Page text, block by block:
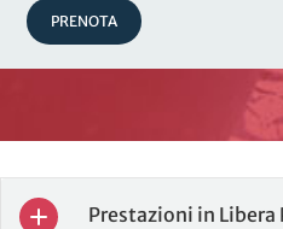
PRENOTA
Prestazioni in Libera